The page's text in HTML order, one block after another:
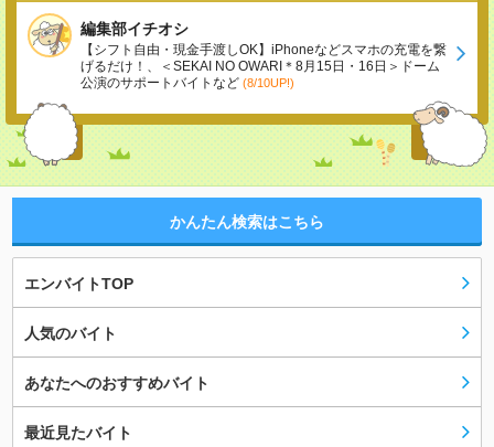
編集部イチオシ
【シフト自由・現金手渡しOK】iPhoneなどスマホの充電を繋
げるだけ！、＜SEKAI NO OWARI＊8月15日・16日＞ドーム
公演のサポートバイトなど (8/10UP!)
かんたん検索はこちら
エンバイトTOP
人気のバイト
あなたへのおすすめバイト
最近見たバイト